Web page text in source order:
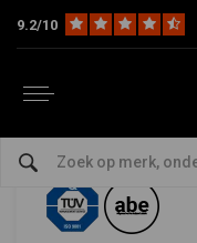
9.2/10
HD Harley
Remblokken voor,